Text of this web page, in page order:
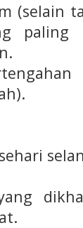
(selain
paling